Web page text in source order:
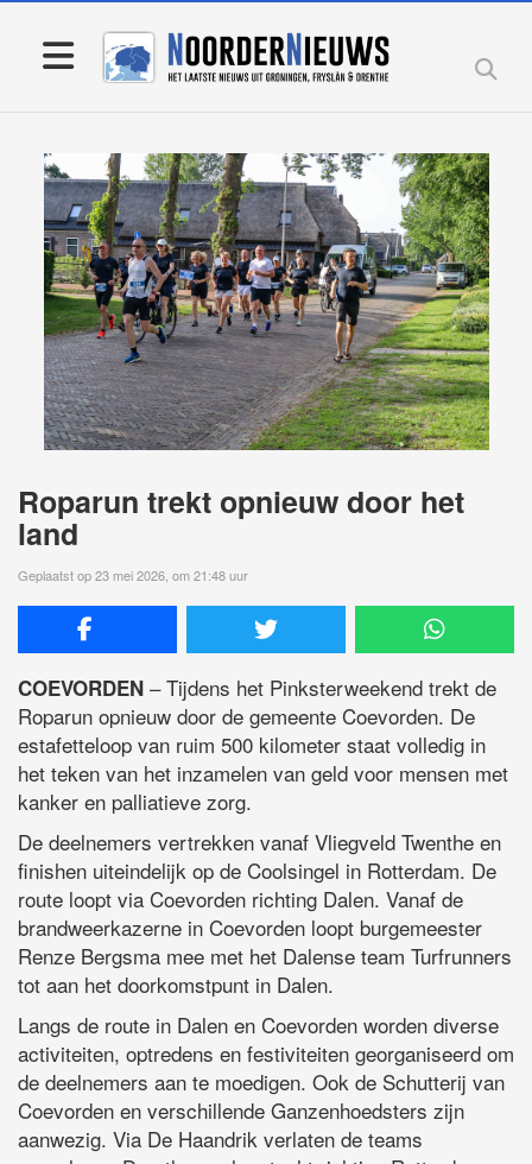
Roparun trekt opnieuw door het
land
Geplaatst op 23 mei 2026, om 21:48 uur
COEVORDEN – Tijdens het Pinksterweekend trekt de
Roparun opnieuw door de gemeente Coevorden. De
estafetteloop van ruim 500 kilometer staat volledig in
het teken van het inzamelen van geld voor mensen met
kanker en palliatieve zorg.
De deelnemers vertrekken vanaf Vliegveld Twenthe en
finishen uiteindelijk op de Coolsingel in Rotterdam. De
route loopt via Coevorden richting Dalen. Vanaf de
brandweerkazerne in Coevorden loopt burgemeester
Renze Bergsma mee met het Dalense team Turfrunners
tot aan het doorkomstpunt in Dalen.
Langs de route in Dalen en Coevorden worden diverse
activiteiten, optredens en festiviteiten georganiseerd om
de deelnemers aan te moedigen. Ook de Schutterij van
Coevorden en verschillende Ganzenhoedsters zijn
aanwezig. Via De Haandrik verlaten de teams